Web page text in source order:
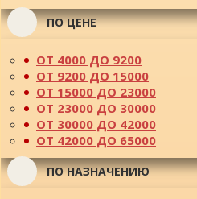
ПО ЦЕНЕ
ОТ 4000 ДО 9200
ОТ 9200 ДО 15000
ОТ 15000 ДО 23000
ОТ 23000 ДО 30000
ОТ 30000 ДО 42000
ОТ 42000 ДО 65000
ПО НАЗНАЧЕНИЮ